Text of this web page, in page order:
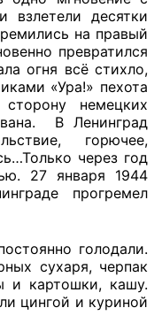
г.
взлетели десятки
на правый
превратился
огня всё стихло,
«Ура!» пехота
немецких
В Ленинград
горючее,
через год
27 января 1944
прогремел
голодали.
сухаря, черпак
и картошки, кашу.
цингой и куриной